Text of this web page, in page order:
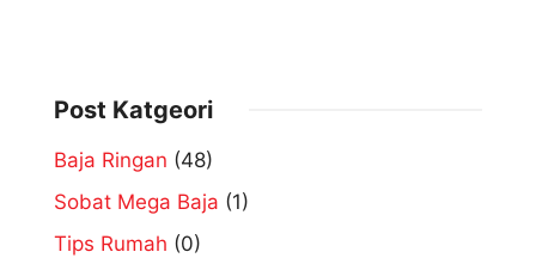
Post Katgeori
Baja Ringan (48)
Sobat Mega Baja (1)
Tips Rumah (0)